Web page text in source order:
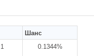
Шанс
0.1344%